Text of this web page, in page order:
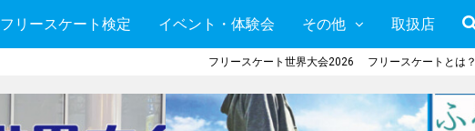
フリースケート検定 イベント・体験会 その他 取扱店
フリースケート世界大会2026 フリースケートとは？